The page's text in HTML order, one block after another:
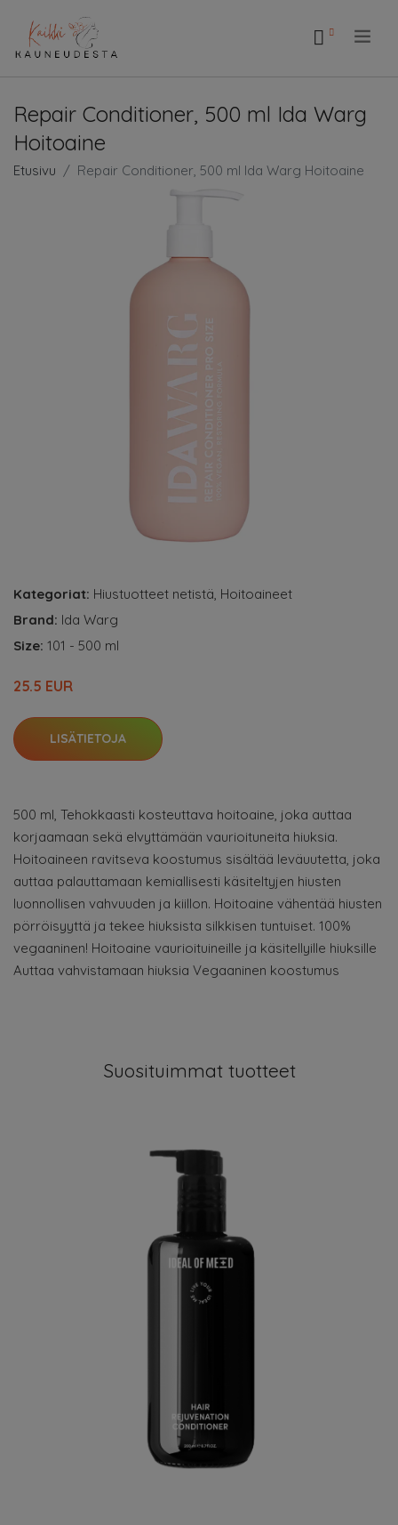
Repair Conditioner, 500 ml Ida Warg
Hoitoaine
Etusivu Repair Conditioner, 500 ml Ida Warg Hoitoaine
Kategoriat: Hiustuotteet netistä, Hoitoaineet
Brand: Ida Warg
Size: 101 - 500 ml
25.5 EUR
LISÄTIETOJA
500 ml, Tehokkaasti kosteuttava hoitoaine, joka auttaa
korjaamaan sekä elvyttämään vaurioituneita hiuksia.
Hoitoaineen ravitseva koostumus sisältää leväuutetta, joka
auttaa palauttamaan kemiallisesti käsiteltyjen hiusten
luonnollisen vahvuuden ja kiillon. Hoitoaine vähentää hiusten
pörröisyyttä ja tekee hiuksista silkkisen tuntuiset. 100%
vegaaninen! Hoitoaine vaurioituineille ja käsitellyille hiuksille
Auttaa vahvistamaan hiuksia Vegaaninen koostumus
Suosituimmat tuotteet